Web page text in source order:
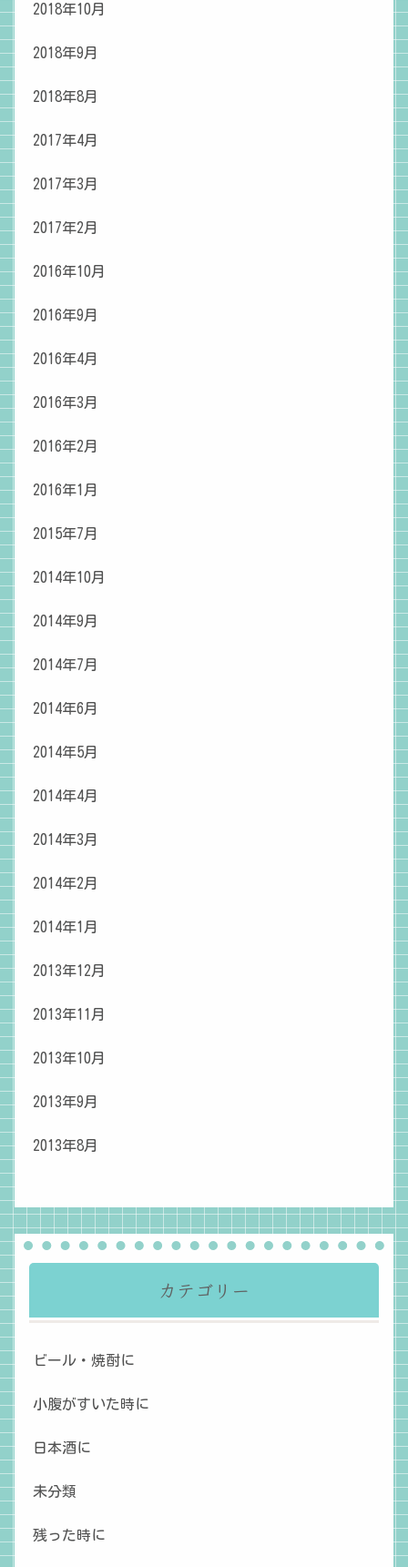
2018年10月
2018年9月
2018年8月
2017年4月
2017年3月
2017年2月
2016年10月
2016年9月
2016年4月
2016年3月
2016年2月
2016年1月
2015年7月
2014年10月
2014年9月
2014年7月
2014年6月
2014年5月
2014年4月
2014年3月
2014年2月
2014年1月
2013年12月
2013年11月
2013年10月
2013年9月
2013年8月
カテゴリー
ビール・焼酎に
小腹がすいた時に
日本酒に
未分類
残った時に